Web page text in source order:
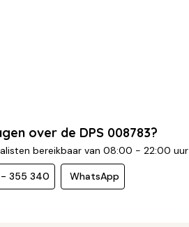
over de DPS 008783?
bereikbaar van 08:00 - 22:00 uur
355 340 WhatsApp